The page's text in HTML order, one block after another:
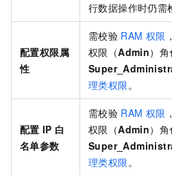
行数据操作时仍需
配置权限属
性
需校验 RAM 权限
权限（Admin）
理类权限。
配置 IP 白
名单参数
需校验 RAM 权限
权限（Admin）
理类权限。